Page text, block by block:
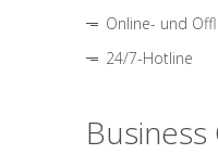
Online- und
24/7-Hotline
Business